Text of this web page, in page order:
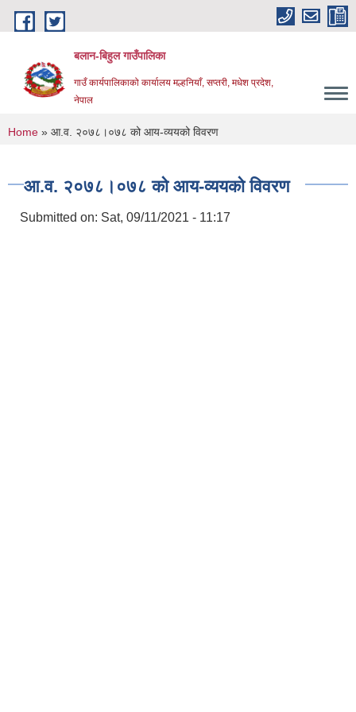
Skip to main content
बलान-बिहुल गाउँपालिका
गाउँ कार्यपालिकाको कार्यालय मल्हनियाँ, सप्तरी, मधेश प्रदेश,
नेपाल
You are here
Home » आ.व. २०७८।०७८ को आय-व्ययको विवरण
आ.व. २०७८।०७८ को आय-व्ययको विवरण
Submitted on: Sat, 09/11/2021 - 11:17